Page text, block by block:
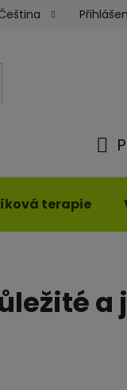
Moje objednávka
terapie
a